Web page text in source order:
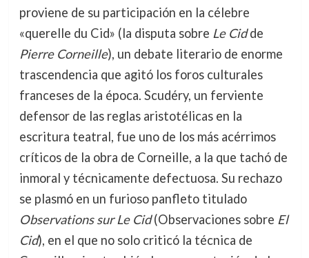
proviene de su participación en la célebre
«querelle du Cid» (la disputa sobre Le Cidde
Pierre Corneille), un debate literario de enorme
trascendencia que agitó los foros culturales
franceses de la época. Scudéry, un ferviente
defensor de las reglas aristotélicas en la
escritura teatral, fue uno de los más acérrimos
críticos de la obra de Corneille, a la que tachó de
inmoral y técnicamente defectuosa. Su rechazo
se plasmó en un furioso panfleto titulado
Observations sur Le Cid(Observaciones sobre El
Cid), en el que no solo criticó la técnica de